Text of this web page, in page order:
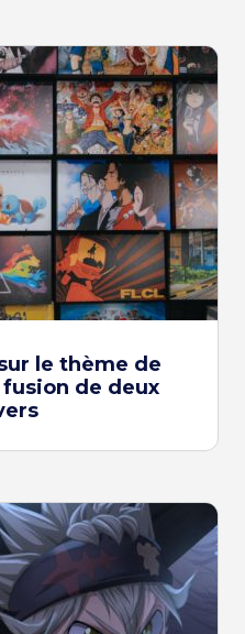
le thème de
fusion de deux